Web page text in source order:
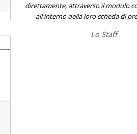
direttamente, attraverso il modulo
all'interno della loro scheda di
Lo Staff